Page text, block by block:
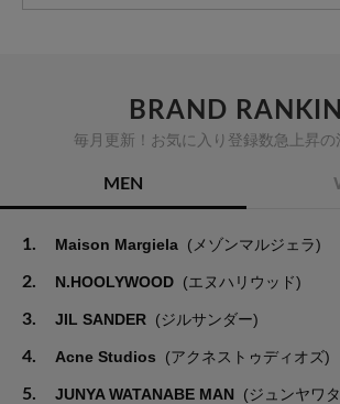
BRAND
毎月更新！お気に入り登録数急上昇の
MEN
1. Maison Margiela (メゾンマルジェラ)
2. N.HOOLYWOOD (エヌハリウッド)
3. JIL SANDER (ジルサンダー)
4. Acne Studios (アクネストゥディオズ)
5. JUNYA WATANABE MAN (ジュンヤワ